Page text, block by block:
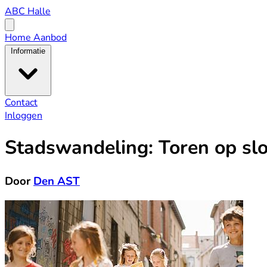
ABC
Halle
ABC Halle
menu
Home Aanbod
Informatie
Contact
Inloggen
Stadswandeling: Toren op
DoorDen AST